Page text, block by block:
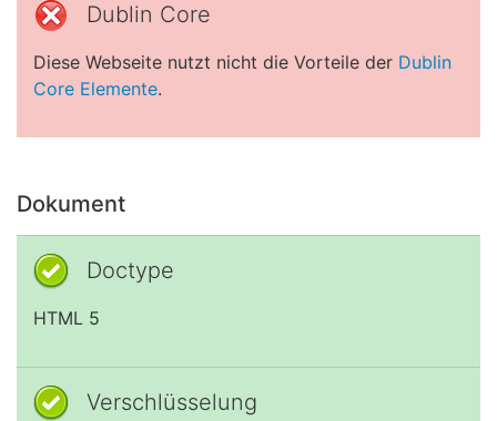
Dublin Core
Diese Webseite nutzt nicht die Vorteile der Dublin
Core Elemente.
Dokument
Doctype
HTML 5
Verschlüsselung